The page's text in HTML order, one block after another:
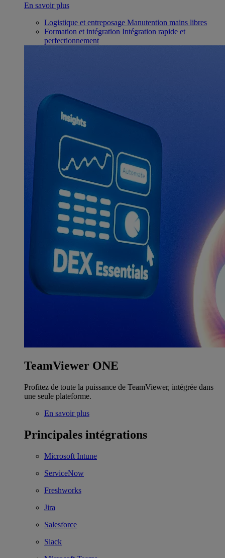
En savoir plus
Logistique et entreposage Manutention mains libres
Formation et intégration Intégration rapide et
perfectionnement
TeamViewer ONE
Profitez de toute la puissance de TeamViewer, intégrée dans
une seule plateforme.
En savoir plus
Principales intégrations
Microsoft Intune
ServiceNow
Freshworks
Jira
Salesforce
Slack